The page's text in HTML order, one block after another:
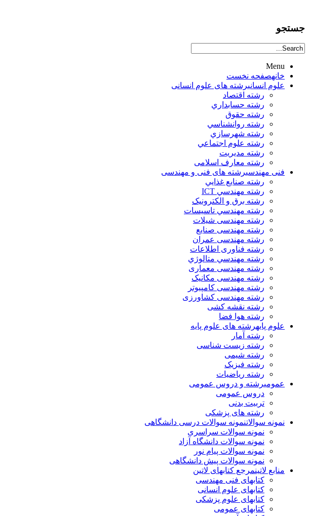
جستجو
Menu
خانهصفحه نخست
علوم انسانيرشته های علوم انسانی
رشته اقتصاد
رشته حسابداري
رشته حقوق
رشته روانشناسي
رشته شهرسازي
رشته علوم اجتماعي
رشته مديريت
رشته معارف اسلامی
فنی مهندسیرشته های فنی و مهندسی
رشته صنايع غذايي
رشته مهندسي ICT
رشته برق و الکترونيک
رشته مهندسي تاسيسات
رشته مهندسی شیلات
رشته مهندسی صنایع
رشته مهندسی عمران
رشته فناوری اطلاعات
رشته مهندسي متالوژي
رشته مهندسی معماری
رشته مهندسی مکانیک
رشته مهندسی کامپیوتر
رشته مهندسی کشاورزی
رشته نقشه کشی
رشته هوا فضا
علوم پایهرشته های علوم پایه
رشته آمار
رشته زیست شناسی
رشته شیمی
رشته فیزیک
رشته ریاضیات
عمومیرشته و دروس عمومی
دروس عمومی
تربیت بدنی
رشته های پزشکی
نمونه سوالاتنمونه سوالات درسی دانشگاهی
نمونه سوالات سراسری
نمونه سوالات دانشگاه آزاد
نمونه سوالات پیام نور
نمونه سوالات پیش دانشگاهی
منابع لاتینمرجع کتابهای لاتین
کتابهای فنی مهندسی
کتابهای علوم انسانی
کتابهای علوم پزشکی
کتابهای عمومی